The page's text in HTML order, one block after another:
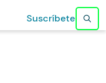
Suscríbete